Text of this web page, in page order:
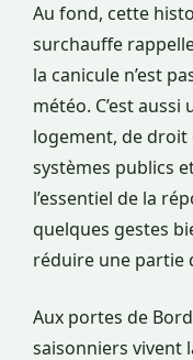
Au fond, cette
surchauffe
la canicule n’est
météo. C’est aussi
logement, de droit
systèmes publics
l’essentiel de la
quelques gestes
réduire une partie
Aux portes de
saisonniers vivent